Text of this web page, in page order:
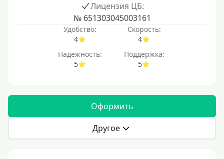
Лицензия ЦБ:
№ 651303045003161
Удобство:
4
Скорость:
4
Надежность:
5
Поддержка:
5
Оформить
Другое